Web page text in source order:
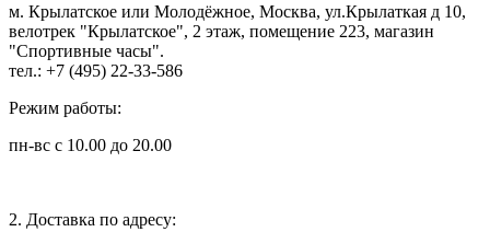
м. Крылатское или Молодёжное, Москва, ул.Крылаткая д 10,
велотрек "Крылатское", 2 этаж, помещение 223, магазин
"Спортивные часы".
тел.: +7 (495) 22-33-586
Режим работы:
пн-вс с 10.00 до 20.00
2. Доставка по адресу: